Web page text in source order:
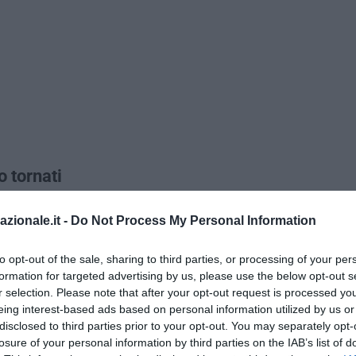
- Do Not Process My Personal Information
opt-out of the sale, sharing to third parties, or processing of your
for targeted advertising by us, please use the below opt-out
selection. Please note that after your opt-out request is processed
interest-based ads based on personal information utilized by us
to third parties prior to your opt-out. You may separately
of your personal information by third parties on the IAB’s list of
tornati
Maggiodi Elio e le Storie Tese sono l’Auditorium Parco della
di solito popolano questa ricorrenza, ci saranno Vasco Rossi,
che molto di rado si concedono a questo
due volte, nel 1999 e nel 2009, la Nannini e Zucchero tre volte).